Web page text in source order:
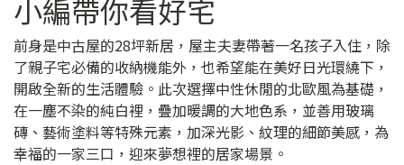
小編帶你看好宅
前身是中古屋的28坪新居，屋主夫妻帶著一名孩子入住，除
了親子宅必備的收納機能外，也希望能在美好日光環繞下，
開啟全新的生活體驗。此次選擇中性休閒的北歐風為基礎，
在一塵不染的純白裡，疊加暖調的大地色系，並善用玻璃
磚、藝術塗料等特殊元素，加深光影、紋理的細節美感，為
幸福的一家三口，迎來夢想裡的居家場景。